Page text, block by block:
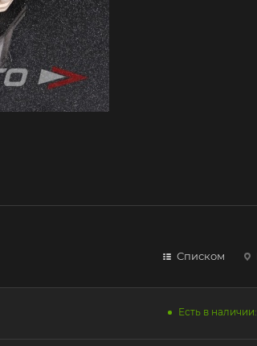
Списком
Есть в наличии: